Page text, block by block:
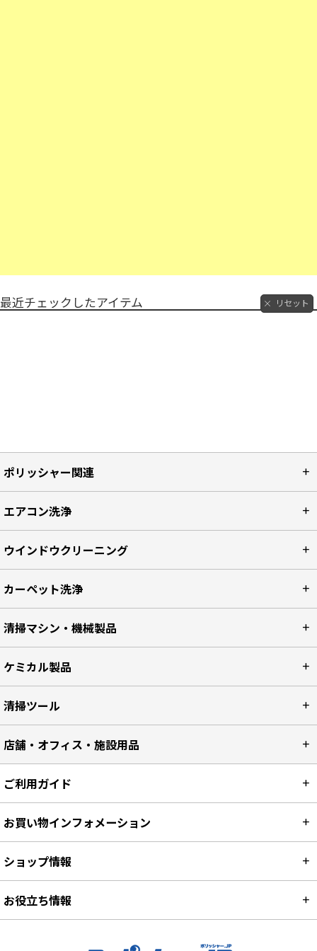
最近チェックしたアイテム リセット
ポリッシャー関連
エアコン洗浄
ウインドウクリーニング
カーペット洗浄
清掃マシン・機械製品
ケミカル製品
清掃ツール
店舗・オフィス・施設用品
ご利用ガイド
お買い物インフォメーション
ショップ情報
お役立ち情報